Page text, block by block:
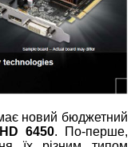
новий бюджетний
6450. По-перше,